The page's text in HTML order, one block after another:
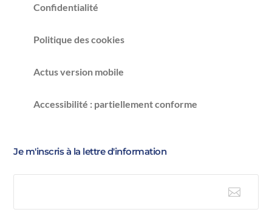
Confidentialité
Politique des cookies
Actus version mobile
Accessibilité : partiellement conforme
Je m'inscris à la lettre d'information
